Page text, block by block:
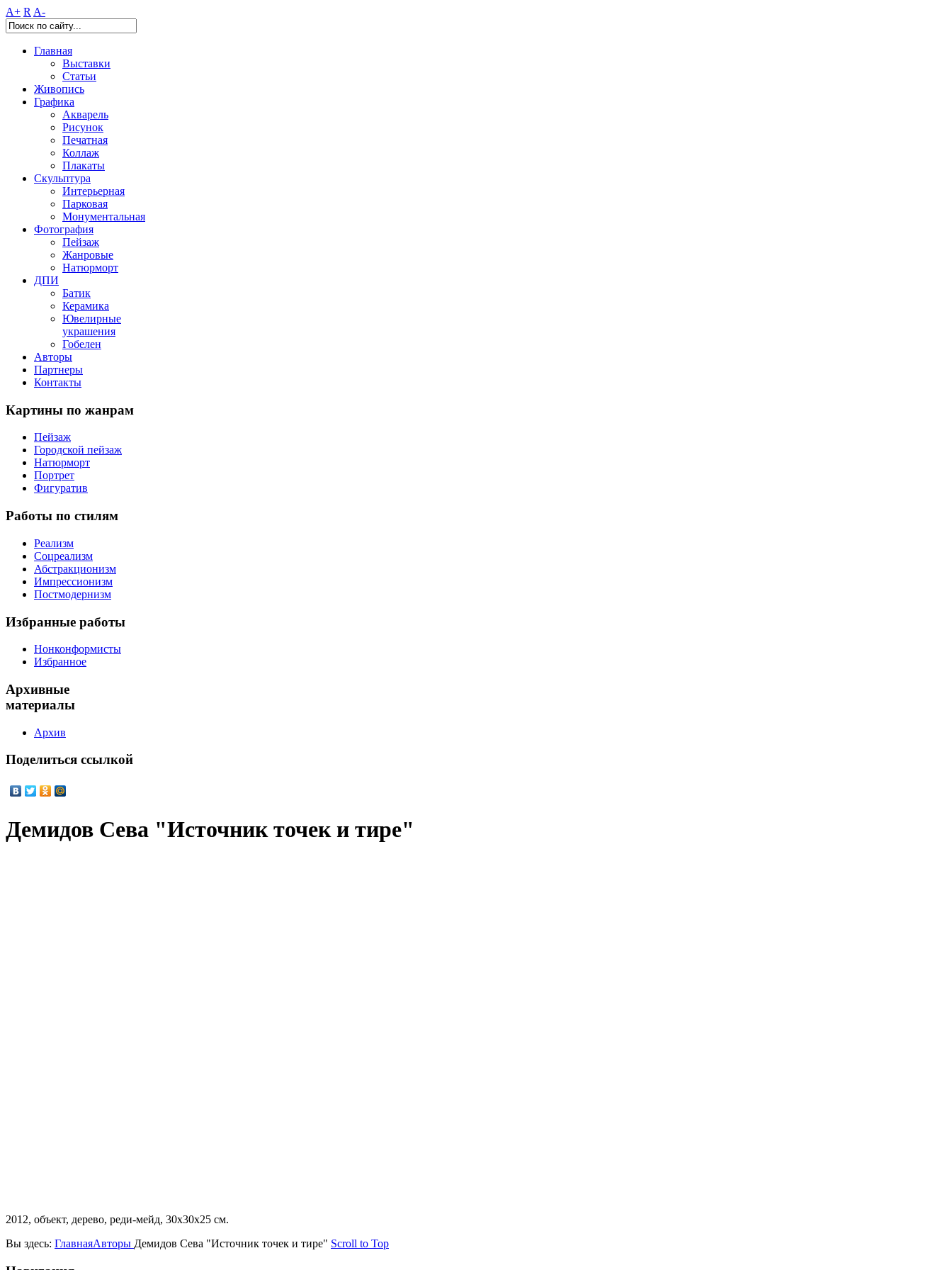
A+ R A-
Главная
Выставки
Статьи
Живопись
Графика
Акварель
Рисунок
Печатная
Коллаж
Плакаты
Скульптура
Интерьерная
Парковая
Монументальная
Фотография
Пейзаж
Жанровые
Натюрморт
ДПИ
Батик
Керамика
Ювелирные
украшения
Гобелен
Авторы
Партнеры
Контакты
Картины по жанрам
Пейзаж
Городской пейзаж
Натюрморт
Портрет
Фигуратив
Работы по стилям
Реализм
Соцреализм
Абстракционизм
Импрессионизм
Постмодернизм
Избранные работы
Нонконформисты
Избранное
Архивные
материалы
Архив
Поделиться ссылкой
Демидов Сева "Источник точек и тире"
2012, объект, дерево, реди-мейд, 30х30х25 см.
Вы здесь: ГлавнаяАвторы Демидов Сева "Источник точек и тире" Scroll to Top